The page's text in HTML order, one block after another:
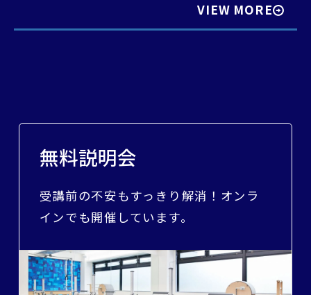
VIEW MORE
無料説明会
受講前の不安もすっきり解消！オンラ
インでも開催しています。